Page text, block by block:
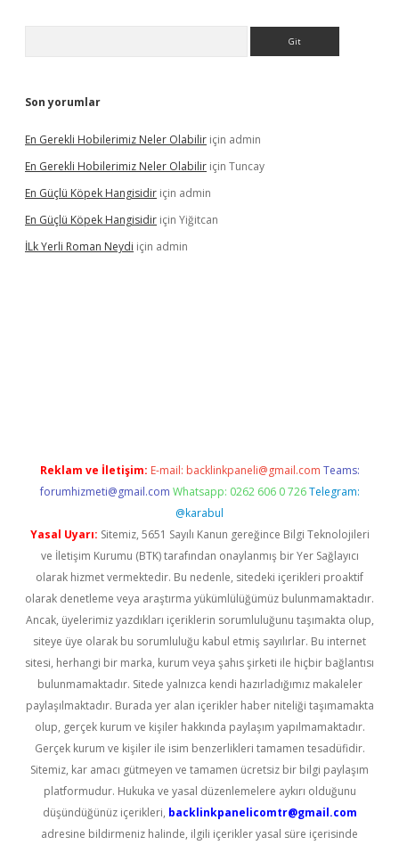
Son yorumlar
En Gerekli Hobilerimiz Neler Olabilir için admin
En Gerekli Hobilerimiz Neler Olabilir için Tuncay
En Güçlü Köpek Hangisidir için admin
En Güçlü Köpek Hangisidir için Yiğitcan
İLk Yerli Roman Neydi için admin
Reklam ve İletişim: E-mail: backlinkpaneli@gmail.com Teams:
forumhizmeti@gmail.com Whatsapp: 0262 606 0 726 Telegram:
@karabul
Yasal Uyarı: Sitemiz, 5651 Sayılı Kanun gereğince Bilgi Teknolojileri
ve İletişim Kurumu (BTK) tarafından onaylanmış bir Yer Sağlayıcı
olarak hizmet vermektedir. Bu nedenle, sitedeki içerikleri proaktif
olarak denetleme veya araştırma yükümlülüğümüz bulunmamaktadır.
Ancak, üyelerimiz yazdıkları içeriklerin sorumluluğunu taşımakta olup,
siteye üye olarak bu sorumluluğu kabul etmiş sayılırlar. Bu internet
sitesi, herhangi bir marka, kurum veya şahıs şirketi ile hiçbir bağlantısı
bulunmamaktadır. Sitede yalnızca kendi hazırladığımız makaleler
paylaşılmaktadır. Burada yer alan içerikler haber niteliği taşımamakta
olup, gerçek kurum ve kişiler hakkında paylaşım yapılmamaktadır.
Gerçek kurum ve kişiler ile isim benzerlikleri tamamen tesadüfidir.
Sitemiz, kar amacı gütmeyen ve tamamen ücretsiz bir bilgi paylaşım
platformudur. Hukuka ve yasal düzenlemelere aykırı olduğunu
düşündüğünüz içerikleri, backlinkpanelicomtr@gmail.com
adresine bildirmeniz halinde, ilgili içerikler yasal süre içerisinde